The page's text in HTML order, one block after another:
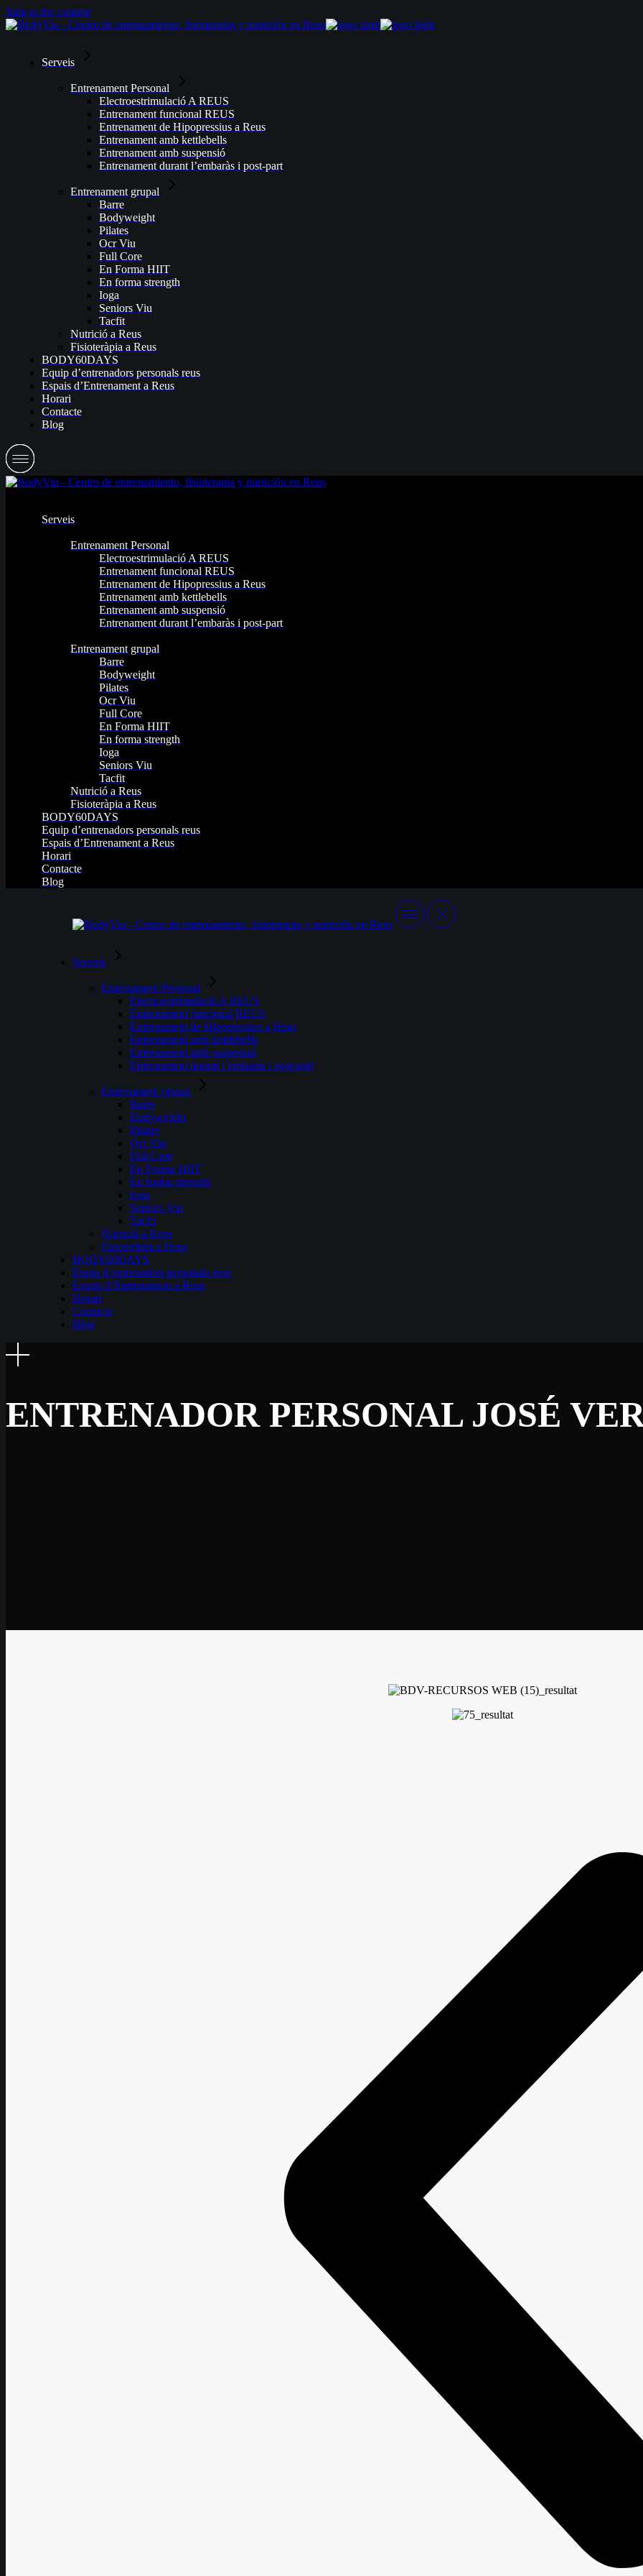
Skip to the content
Serveis
Entrenament Personal
Electroestrimulació A REUS
Entrenament funcional REUS
Entrenament de Hipopressius a Reus
Entrenament amb kettlebells
Entrenament amb suspensió
Entrenament durant l’embaràs i post-part
Entrenament grupal
Barre
Bodyweight
Pilates
Ocr Viu
Full Core
En Forma HIIT
En forma strength
Ioga
Seniors Viu
Tacfit
Nutrició a Reus
Fisioteràpia a Reus
BODY60DAYS
Equip d’entrenadors personals reus
Espais d’Entrenament a Reus
Horari
Contacte
Blog
Serveis
Entrenament Personal
Electroestrimulació A REUS
Entrenament funcional REUS
Entrenament de Hipopressius a Reus
Entrenament amb kettlebells
Entrenament amb suspensió
Entrenament durant l’embaràs i post-part
Entrenament grupal
Barre
Bodyweight
Pilates
Ocr Viu
Full Core
En Forma HIIT
En forma strength
Ioga
Seniors Viu
Tacfit
Nutrició a Reus
Fisioteràpia a Reus
BODY60DAYS
Equip d’entrenadors personals reus
Espais d’Entrenament a Reus
Horari
Contacte
Blog
Serveis
Entrenament Personal
Electroestrimulació A REUS
Entrenament funcional REUS
Entrenament de Hipopressius a Reus
Entrenament amb kettlebells
Entrenament amb suspensió
Entrenament durant l’embaràs i post-part
Entrenament grupal
Barre
Bodyweight
Pilates
Ocr Viu
Full Core
En Forma HIIT
En forma strength
Ioga
Seniors Viu
Tacfit
Nutrició a Reus
Fisioteràpia a Reus
BODY60DAYS
Equip d’entrenadors personals reus
Espais d’Entrenament a Reus
Horari
Contacte
Blog
ENTRENADOR PERSONAL JOSÉ